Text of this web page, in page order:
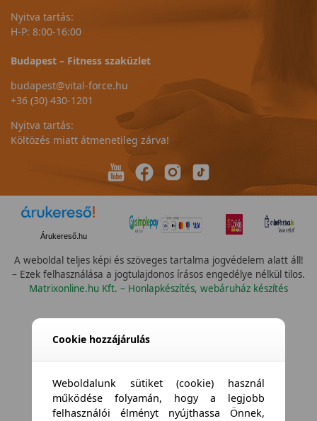
Nyitva tartás:
H-P: 8:00-16:00
Budapest – Fitness szaküzlet
budapest@vital-force.hu
+36 (30) 430-1201
Nyitva tartás:
Költözés miatt átmenetileg zárva!
Árukereső.hu
A weboldal teljes képi és szöveges tartalma jogvédelem alatt áll!
– Ezek felhasználása a jogtulajdonos írásos engedélye nélkül tilos.
Matrixonline.hu Kft. – Honlapkészítés, webáruház készítés
Cookie hozzájárulás
Weboldalunk sütiket (cookie) használ
működése folyamán, hogy a legjobb
felhasználói élményt nyújthassa Önnek,
Összes vízállóság